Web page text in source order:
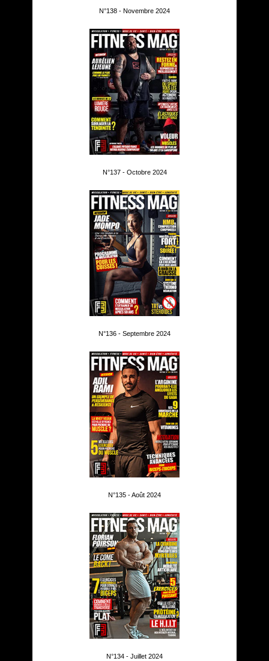
N°138 - Novembre 2024
N°137 - Octobre 2024
N°136 - Septembre 2024
N°135 - Août 2024
N°134 - Juillet 2024